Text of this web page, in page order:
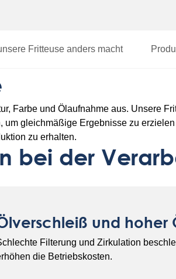
Fritteuse anders macht
Farbe und Ölaufnahme aus. Unsere
um gleichmäßige Ergebnisse zu
zu erhalten.
bei der
und hoher
Filterung und Zirkulation
die Betriebskosten.